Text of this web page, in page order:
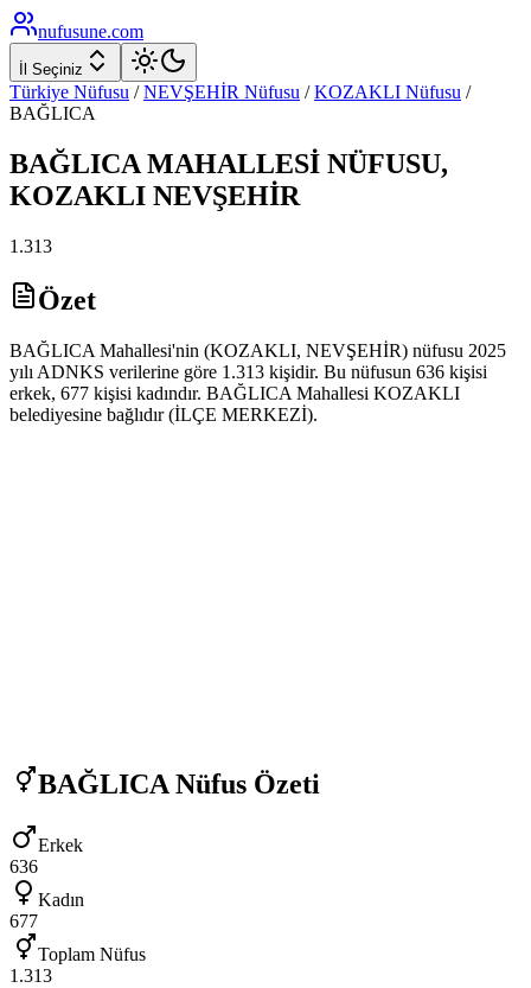
nufusune.com
İl Seçiniz
Türkiye Nüfusu / NEVŞEHİR Nüfusu / KOZAKLI Nüfusu /
BAĞLICA
BAĞLICA MAHALLESİ NÜFUSU,
KOZAKLI NEVŞEHİR
1.313
Özet
BAĞLICA Mahallesi'nin (KOZAKLI, NEVŞEHİR) nüfusu 2025
yılı ADNKS verilerine göre 1.313 kişidir. Bu nüfusun 636 kişisi
erkek, 677 kişisi kadındır. BAĞLICA Mahallesi KOZAKLI
belediyesine bağlıdır (İLÇE MERKEZİ).
BAĞLICA Nüfus Özeti
Erkek
636
Kadın
677
Toplam Nüfus
1.313